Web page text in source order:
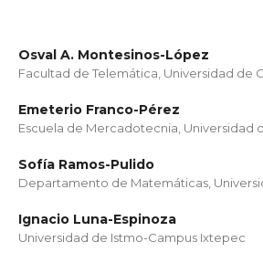
Osval A. Montesinos-López
Facultad de Telemática, Universidad de
Emeterio Franco-Pérez
Escuela de Mercadotecnia, Universidad
Sofía Ramos-Pulido
Departamento de Matemáticas,
Ignacio Luna-Espinoza
Universidad de Istmo-Campus Ixtepec